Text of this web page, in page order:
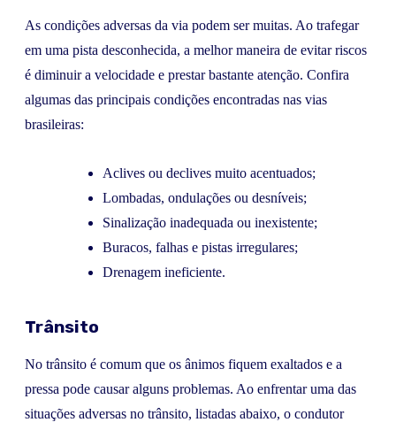
As condições adversas da via podem ser muitas. Ao trafegar
em uma pista desconhecida, a melhor maneira de evitar riscos
é diminuir a velocidade e prestar bastante atenção. Confira
algumas das principais condições encontradas nas vias
brasileiras:
Aclives ou declives muito acentuados;
Lombadas, ondulações ou desníveis;
Sinalização inadequada ou inexistente;
Buracos, falhas e pistas irregulares;
Drenagem ineficiente.
Trânsito
No trânsito é comum que os ânimos fiquem exaltados e a
pressa pode causar alguns problemas. Ao enfrentar uma das
situações adversas no trânsito, listadas abaixo, o condutor